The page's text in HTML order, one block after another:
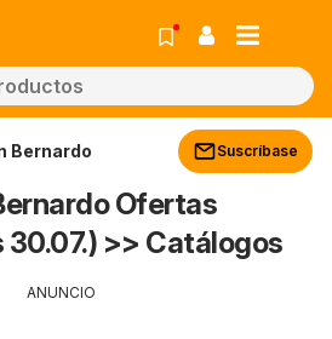
Bernardo Suscríbase
Ofertas
>> Catálogos
ANUNCIO